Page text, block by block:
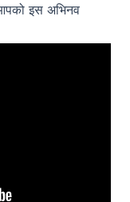
इस अभिनव